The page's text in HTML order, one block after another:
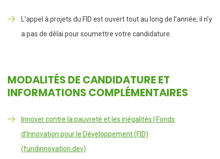
L’appel à projets du FID est ouvert tout au long de l’année, il n’y
a pas de délai pour soumettre votre candidature.
MODALITÉS DE CANDIDATURE ET
INFORMATIONS COMPLÉMENTAIRES
Innover contre la pauvreté et les inégalités | Fonds
d’Innovation pour le Développement (FID)
(fundinnovation.dev)